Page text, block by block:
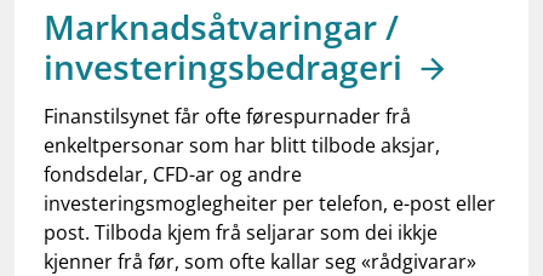
notifications_noneAbonner på nyhetsvarsel
Marknadsåtvaringar /
investeringsbedrageri
Finanstilsynet får ofte førespurnader frå
enkeltpersonar som har blitt tilbode aksjar,
fondsdelar, CFD-ar og andre
investeringsmoglegheiter per telefon, e-post eller
post. Tilboda kjem frå seljarar som dei ikkje
kjenner frå før, som ofte kallar seg «rådgivarar»